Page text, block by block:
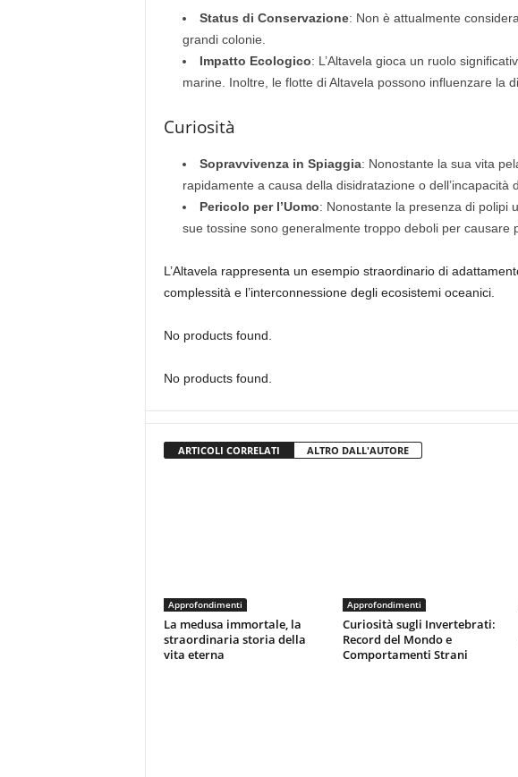
Status di Conservazione: Non è attualmente
grandi colonie.
Impatto Ecologico: L’Altavela gioca un ruolo
marine. Inoltre, le flotte di Altavela possono influenzare la
Curiosità
Sopravvivenza in Spiaggia: Nonostante la sua vita
rapidamente a causa della disidratazione o dell’incapacità
Pericolo per l’Uomo: Nonostante la presenza di polipi
sue tossine sono generalmente troppo deboli per causare
L’Altavela rappresenta un esempio straordinario di
complessità e l’interconnessione degli ecosistemi oceanici.
No products found.
No products found.
ARTICOLI CORRELATI ALTRO DALL'AUTORE
Approfondimenti
La medusa immortale, la
straordinaria storia della
vita eterna
Approfondimenti
Curiosità sugli Invertebrati:
Record del Mondo e
Comportamenti Strani